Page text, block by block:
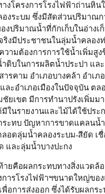
งโครงการโรงไฟฟ้าถ่านหิน
องระบม ซึ่งมีสัดส่วนปริมาณ
องปริมาณน้ำที่กักเก็บในอ่างเ
ริงมีประชาชนในลุ่มน้ำคลอง
วามต้องการการใช้น้ำเพิ่มสู
ดิบในการผลิตน้ำประปา และ
ารคาม อำเภอบางคล้า อำเภ
ละอำเภอเมืองในปัจจุบัน ต
ชัยเขต มีการทำนาปรังเพิ่ม
มีในรายงานและไม้ได้ใช้ประ
ระทบ ปัญหาการขาดแคลนน้
อดลุ่มน้ำคลองระบม-สียัด เ
และลุ่มน้ำบางปะกง
ายคือผลกระทบทางสิ่งแวดล้
การโรงไฟฟ้าฯขนาดใหญ่ขอ
พื่อการส่งออก ซึ่งได้รับผลกร